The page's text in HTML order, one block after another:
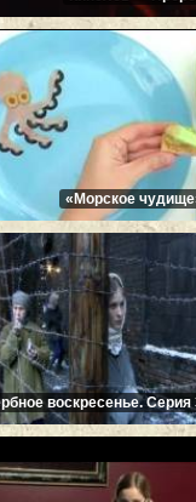
«Морское
воскресенье. Серия